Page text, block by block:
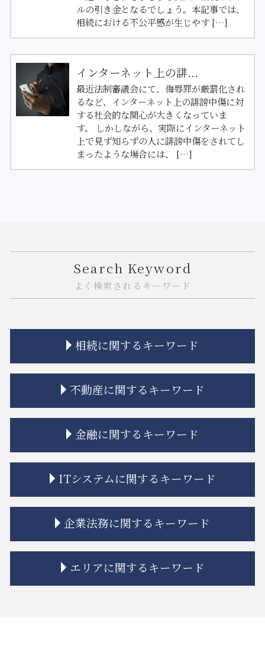
ルの引き金となるでしょう。本記事では、
相続における不公平感が生じやす […]
インターネット上の誹...
最近法制審議会にて、侮辱罪が厳罰化され
るなど、インターネット上の誹謗中傷に対
する社会的な関心が大きくなっていま
す。 しかしながら、実際にインターネット
上で見ず知らずの人に誹謗中傷をされてし
まったような場合には、 […]
Search Keyword
よく検索されるキーワード
相続に関するキーワード
相続 遺産分割協議書
相続 学費 特別受益
相続放棄 管理義務
相続 分配
相続 ルール
相続 弁護士
遺留分 時効
相続放棄 期間
相続 寄与分
相続人 認知症
不動産に関するキーワード
不動産トラブル 弁護士
不動産トラブル 裁判
家賃 値上げ 交渉
不動産建築トラブル 相談
市街地再開発事業 流れ
隣接地 トラブル
不動産トラブル 相談
相隣関係 目隠し
金融に関するキーワード
投資 トラブル
金融 ファイナンス 違い
金融商品 クーリングオフ
金融商品 新しい
金融商品 解決
金融adr制度 とは
ITシステムに関するキーワード
誹謗中傷 弁護士
リーガルチェック 目的
誹謗中傷 法律事務所
リーガルチェック 法務
企業法務に関するキーワード
企業法務 弁護士
紛争解決 方法
エリアに関するキーワード